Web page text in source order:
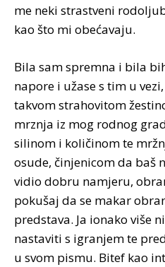
me neki strastveni
kao što mi obećavaju.
Bila sam spremna i bila
napore i užase s tim u
takvom strahovitom
mrznja iz mog rodnog
silinom i količinom te
osude, činjenicom da baš
vidio dobru namjeru,
pokušaj da se makar
predstava. Ja ionako više
nastaviti s igranjem te
u svom pismu. Bitef kao